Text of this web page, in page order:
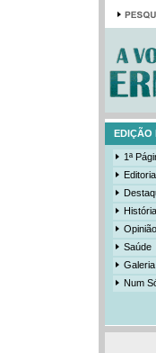
EDIÇÃO
1ª
História
Opinião
Saúde
Galeria
Num